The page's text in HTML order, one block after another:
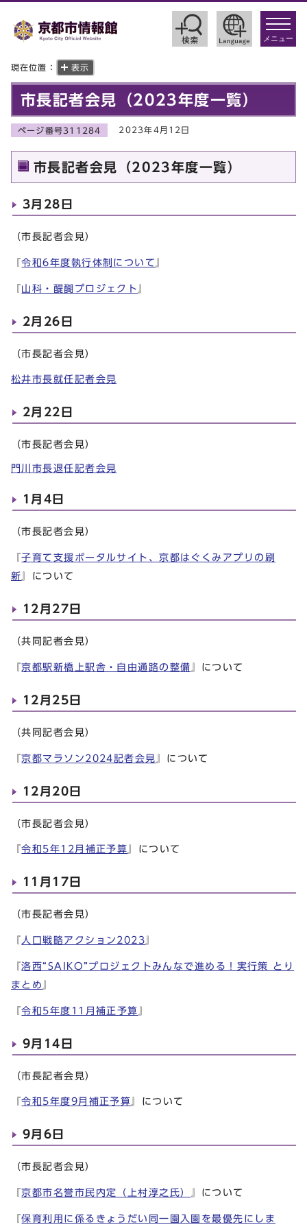
toggle
メニュー
現在位置： 表示
市長記者会見（2023年度一覧）
ページ番号311284 2023年4月12日
市長記者会見（2023年度一覧）
3月28日
（市長記者会見）
『令和6年度執行体制について 』
『山科・醍醐プロジェクト 』
2月26日
（市長記者会見）
松井市長就任記者会見
2月22日
（市長記者会見）
門川市長退任記者会見
1月4日
（市長記者会見）
『子育て支援ポータルサイト、京都はぐくみアプリの刷
新 』について
12月27日
（共同記者会見）
『京都駅新橋上駅舎・自由通路の整備 』について
12月25日
（共同記者会見）
『京都マラソン2024記者会見 』について
12月20日
（市長記者会見）
『令和5年12月補正予算 』について
11月17日
（市長記者会見）
『 人口戦略アクション2023
『洛西“SAIKO”プロジェクトみんなで進める！実行策 とり
まとめ
『令和5年度11月補正予算 』
9月14日
（市長記者会見）
『令和5年度9月補正予算 』について
9月6日
（市長記者会見）
『京都市名誉市民内定（上村淳之氏） 』について
『保育利用に係るきょうだい同一園入園を最優先にしま